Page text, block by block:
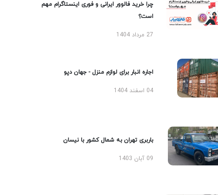
چرا خرید فالوور ایرانی و فوری اینستاگرام مهم
است؟
27 مرداد 1404
اجاره انبار برای لوازم منزل - جهان دپو
04 اسفند 1404
باربری تهران به شمال کشور با نیسان
09 آبان 1403